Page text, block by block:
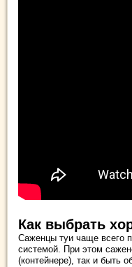
Как выбрать
Саженцы туи чаще всего
системой. При этом
(контейнере), так и быть